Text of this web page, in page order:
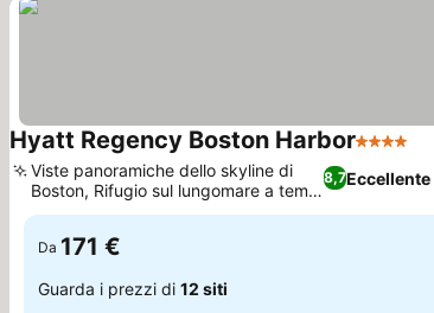
Hyatt Regency Boston Harbor4 Stelle
8,7Eccellente
Viste panoramiche dello skyline di
Boston, Rifugio sul lungomare a tema
nautico
Da 171 €
Guarda i prezzi di 12 siti